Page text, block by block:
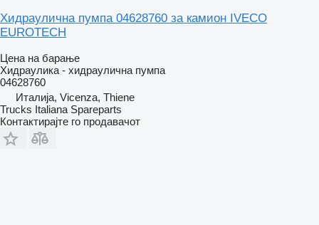
Хидраулична пумпа 04628760 за камион IVECO
EUROTECH
Цена на барање
Хидраулика - хидраулична пумпа
04628760
Италија, Vicenza, Thiene
Trucks Italiana Spareparts
Контактирајте го продавачот